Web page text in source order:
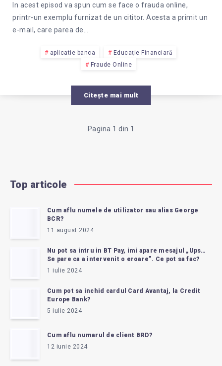
In acest episod va spun cum se face o frauda online,
printr-un exemplu furnizat de un cititor. Acesta a primit un
e-mail, care parea de…
aplicatie banca
Educație Financiară
Fraude Online
Citește mai mult
Pagina 1 din 1
Top articole
Cum aflu numele de utilizator sau alias George
BCR?
11 august 2024
Nu pot sa intru in BT Pay, imi apare mesajul „Ups…
Se pare ca a intervenit o eroare”. Ce pot sa fac?
1 iulie 2024
Cum pot sa inchid cardul Card Avantaj, la Credit
Europe Bank?
5 iulie 2024
Cum aflu numarul de client BRD?
12 iunie 2024